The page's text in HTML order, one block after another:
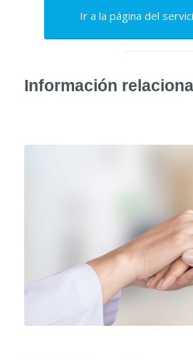
Ir a la página del
Información